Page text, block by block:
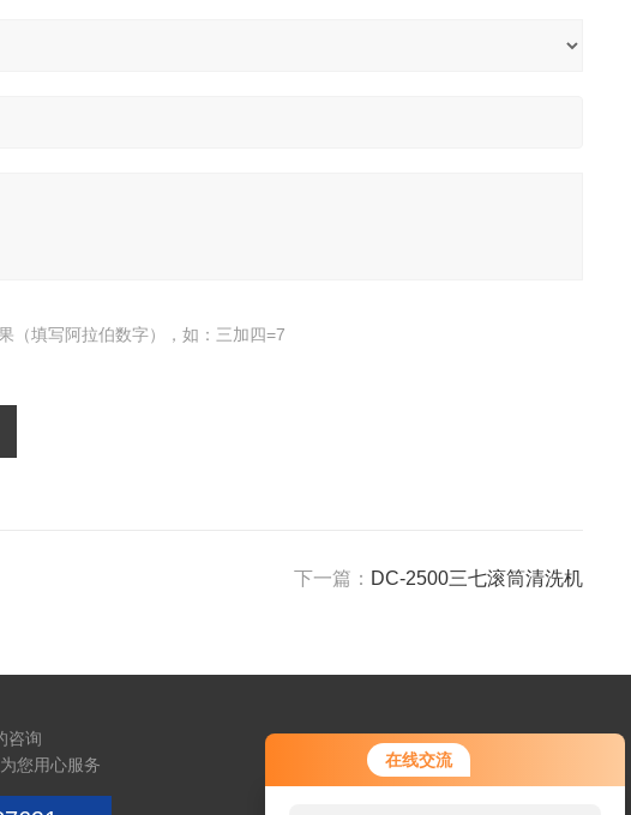
在线交流
（填写阿拉伯数字），如：三加四=7
下一篇： DC-2500三七滚筒清洗机
咨询
您用心服务